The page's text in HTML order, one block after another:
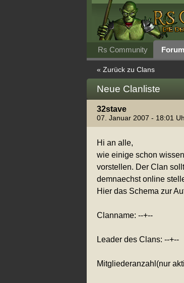
Rs Community
« Zurück zu Clans
Neue Clanliste
32stave
07. Januar 2007 - 18:01
Hi an alle,
wie einige schon
vorstellen. Der Clan
demnaechst online
Hier das Schema zur
Clanname: --+--
Leader des Clans: --+--
Mitgliederanzahl(nur